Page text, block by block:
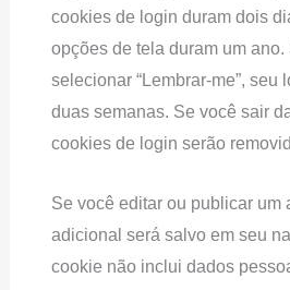
cookies de login duram dois
opções de tela duram um ano.
selecionar “Lembrar-me”, seu
duas semanas. Se você sair
cookies de login serão
Se você editar ou publicar um
adicional será salvo em seu
cookie não inclui dados